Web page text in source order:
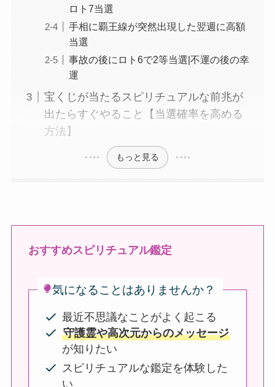
ロト7当選
手相に覇王線が突然出現した翌週に高額
当選
事故の後にロト6で2等当選|不運の後の幸
運
宝くじが当たるスピリチュアルな前兆が
出たらすぐやること【当選確率を高める
方法】
もっと見る
おすすめスピリチュアル鑑定
気になることはありませんか？
最近不思議なことがよく起こる
守護霊や高次元からのメッセージ
が知りたい
スピリチュアルな鑑定を体験した
い